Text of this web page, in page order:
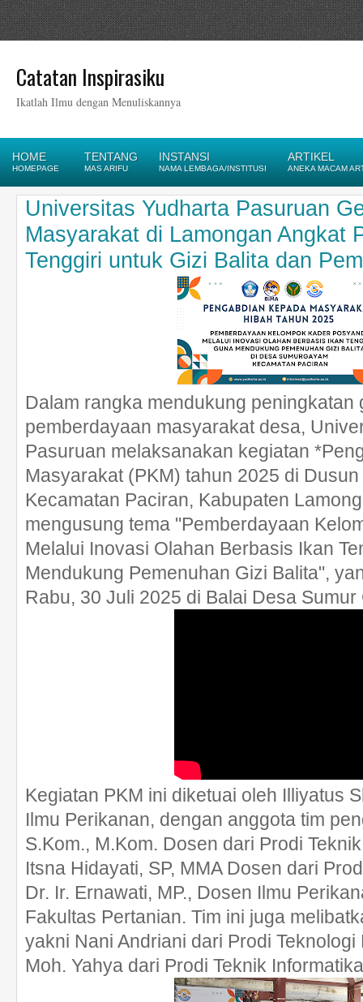
Catatan Inspirasiku
Ikatlah Ilmu dengan Menuliskannya
HOME
HOMEPAGE
TENTANG
MAS ARIFU
INSTANSI
NAMA LEMBAGA/INSTITUSI
ARTIKEL
ANEKA MACAM
Universitas Yudharta Pasuruan
Masyarakat di Lamongan Angkat
Tenggiri untuk Gizi Balita dan
Dalam rangka mendukung peningkatan
pemberdayaan masyarakat desa,
Pasuruan melaksanakan kegiatan
Masyarakat (PKM) tahun 2025 di
Kecamatan Paciran, Kabupaten
mengusung tema "Pemberdayaan
Melalui Inovasi Olahan Berbasis Ikan
Mendukung Pemenuhan Gizi Balita",
Rabu, 30 Juli 2025 di Balai Desa Sumur
Kegiatan PKM ini diketuai oleh Illiyatus
Ilmu Perikanan, dengan anggota tim
S.Kom., M.Kom. Dosen dari Prodi
Itsna Hidayati, SP, MMA Dosen dari
Dr. Ir. Ernawati, MP., Dosen Ilmu
Fakultas Pertanian. Tim ini juga
yakni Nani Andriani dari Prodi
Moh. Yahya dari Prodi Teknik